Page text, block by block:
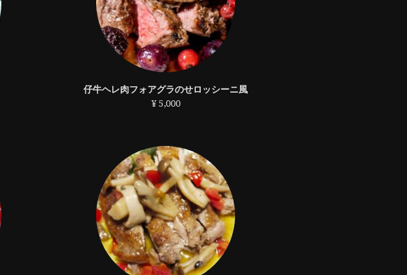
仔牛ヘレ肉フォアグラのせロッシーニ風
¥ 5,000